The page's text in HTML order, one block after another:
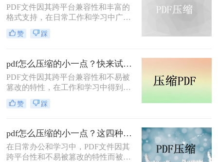
到500k以下呢？本文将介绍两种将
PDF文件压缩到500K以下的方法。
PDF文件因其跨平台兼容性和丰富的
格式支持，在日常工作和学习中广泛
应用。然而，有时我们需要将PDF文
件压缩到最小，以便更高效地存储和
呢？本文将介绍三种实用的PDF压缩
方法。
赞 踩
pdf怎么压缩的小一点？快来试试这4种压缩方法！
PDF文件因其跨平台兼容性和不易被
篡改的特性，在工作和学习中得到了
广泛应用。然而，PDF文件有时体积
过大，不便于存储和传输。那么pdf怎
有效的PDF压缩方法。
赞 踩
pdf怎么压缩的小一点？这四种压缩方法了解一下
在日常办公和学习中，PDF文件因其
跨平台性和不易被篡改的特性而被广